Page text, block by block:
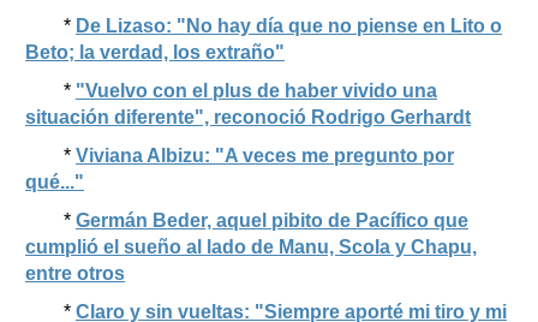
* De Lizaso: "No hay día que no piense en Lito o
Beto; la verdad, los extraño"
* "Vuelvo con el plus de haber vivido una
situación diferente", reconoció Rodrigo Gerhardt
* Viviana Albizu: "A veces me pregunto por
qué..."
* Germán Beder, aquel pibito de Pacífico que
cumplió el sueño al lado de Manu, Scola y Chapu,
entre otros
* Claro y sin vueltas: "Siempre aporté mi tiro y mi